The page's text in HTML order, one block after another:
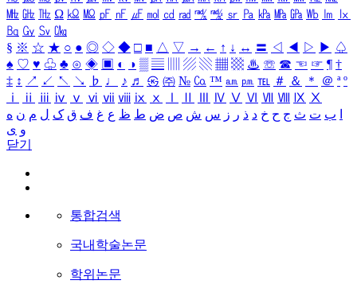
㎒ ㎓ ㎔ Ω ㏀ ㏁ ㎊ ㎋ ㎌ ㏖ ㏅ ㎭ ㎮ ㎯ ㏛ ㎩ ㎪ ㎫ ㎬ ㏝ ㏐
㏓
㏃ ㏉ ㏜ ㏆
§ ※ ☆ ★ ○ ● ◎ ◇ ◆ □ ■ △ ▽ → ← ↑ ↓ ↔ 〓 ◁ ◀ ▷ ▶ ♤
♠ ♡ ♥ ♧ ♣ ⊙ ◈ ▣ ◐ ◑ ▒ ▤ ▨ ▧ ▦ ▩ ♨ ☏ ☎ ☜ ☞ ¶ †
‡ ↕ ↗ ↙ ↖ ↘ ♭ ♩ ♪ ♬ ㉿ ㈜ № ㏇ ™ ㏂ ㏘ ℡ ＃ ＆ ＊ ＠ ª º
ⅰ
ⅱ ⅲ ⅳ ⅴ ⅵ ⅶ ⅷ ⅸ ⅹ Ⅳ Ⅴ Ⅵ Ⅶ Ⅷ Ⅸ Ⅹ
ب ت ث ج ح خ د ذ ر ز س ش ص ض ط ظ ع غ ف ق ک ل م ن ه
و ی
닫기
통합검색
국내학술논문
학위논문